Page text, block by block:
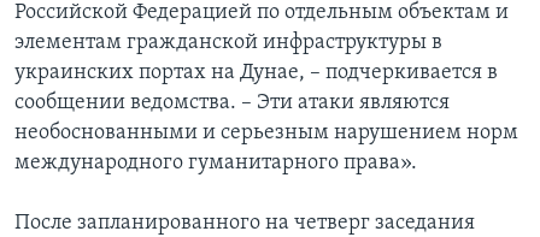
Российской Федерацией по отдельным объектам и
элементам гражданской инфраструктуры в
украинских портах на Дунае, – подчеркивается в
сообщении ведомства. – Эти атаки являются
необоснованными и серьезным нарушением норм
международного гуманитарного права».
После запланированного на четверг заседания